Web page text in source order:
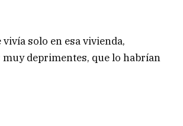
solo en esa vivienda,
deprimentes, que lo habrían